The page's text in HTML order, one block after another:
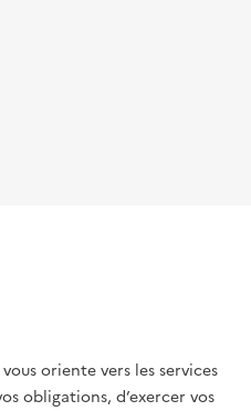
oriente vers les services
obligations, d’exercer vos